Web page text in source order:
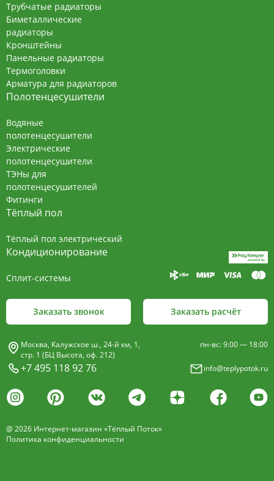
Трубчатые радиаторы
Биметаллические
радиаторы
Кронштейны
Панельные радиаторы
Термоголовки
Арматура для радиаторов
Полотенцесушители
Водяные
полотенцесушители
Электрические
полотенцесушители
ТЭНы для
полотенцесушителей
Фитинги
Тёплый пол
Тёплый пол электрический
Кондиционирование
Сплит-системы
Заказать звонок Заказать расчёт
Москва, Калужское ш., 24-й км, 1,
стр. 1 (БЦ Высота, оф. 212)
+7 495 118 92 76
пн-вс: 9:00 — 18:00
info@teplypotok.ru
@ 2026 Интернет-магазин «Тёплый Поток»
Политика конфиденциальности